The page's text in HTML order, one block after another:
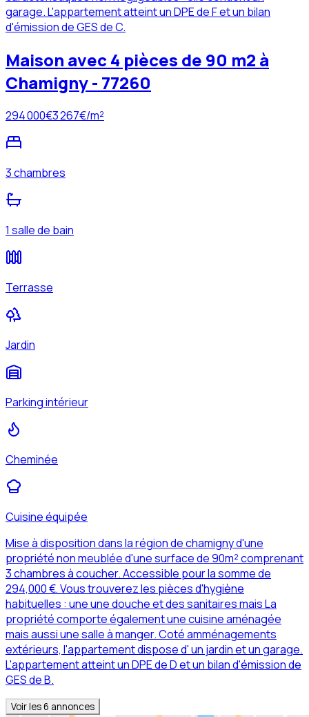
garage. L'appartement atteint un DPE de F et un bilan
d'émission de GES de C.
Maison avec 4 pièces de 90 m2 à
Chamigny - 77260
294 000€3 267€/m²
3 chambres
1 salle de bain
Terrasse
Jardin
Parking intérieur
Cheminée
Cuisine équipée
Mise à disposition dans la région de chamigny d'une
propriété non meublée d'une surface de 90m² comprenant
3 chambres à coucher. Accessible pour la somme de
294,000 €. Vous trouverez les pièces d'hygiène
habituelles : une une douche et des sanitaires mais La
propriété comporte également une cuisine aménagée
mais aussi une salle à manger. Coté amménagements
extérieurs, l'appartement dispose d' un jardin et un garage.
L'appartement atteint un DPE de D et un bilan d'émission de
GES de B.
Voir les6 annonces